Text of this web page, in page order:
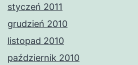
styczeń 2011
grudzień 2010
listopad 2010
październik 2010